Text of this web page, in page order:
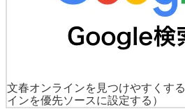
文春オンラインを見つけやすくする
インを優先ソースに設定する）